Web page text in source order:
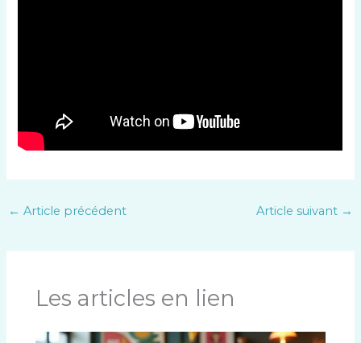
← Article précédent Article suivant →
Les articles en lien